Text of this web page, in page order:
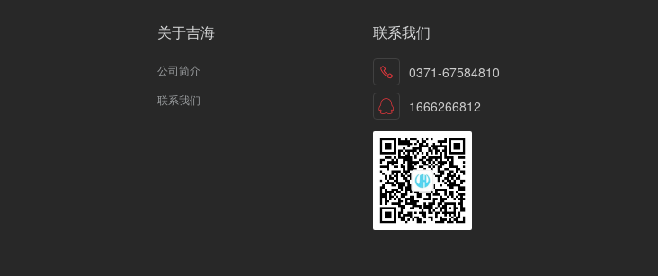
关于吉海
公司简介
联系我们
联系我们
0371-67584810
1666266812